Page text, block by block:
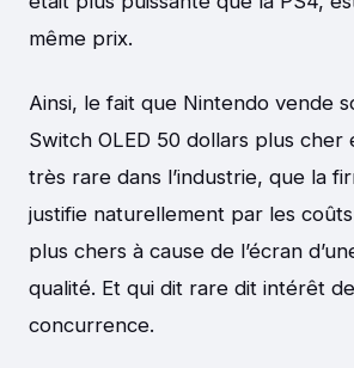
même prix.
Ainsi, le fait que Nintendo vende
Switch OLED 50 dollars plus cher
très rare dans l’industrie, que la
justifie naturellement par les
plus chers à cause de l’écran
qualité. Et qui dit rare dit intérêt
concurrence.